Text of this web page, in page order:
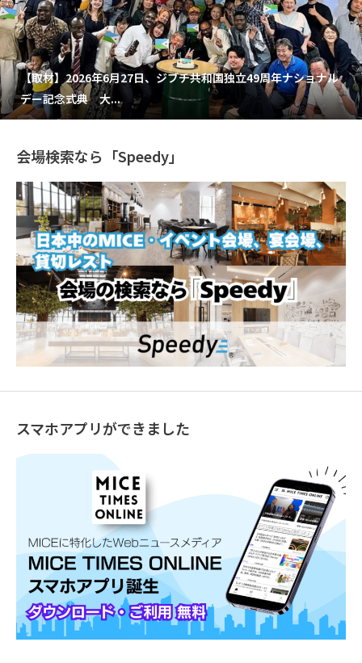
【取材】2026年6月27日、ジブチ共和国独立49周年ナショナル
デー記念式典 大...
会場検索なら「Speedy」
スマホアプリができました